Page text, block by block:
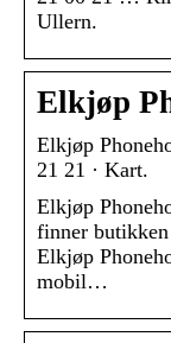
Ullern.
Elkjøp
Elkjøp
21 21 · Kart.
Elkjøp
finner
Elkjøp
mobil…